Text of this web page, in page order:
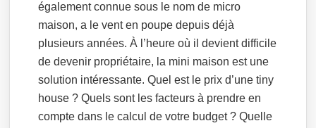
également connue sous le nom de micro
maison, a le vent en poupe depuis déjà
plusieurs années. À l’heure où il devient difficile
de devenir propriétaire, la mini maison est une
solution intéressante. Quel est le prix d’une tiny
house ? Quels sont les facteurs à prendre en
compte dans le calcul de votre budget ? Quelle